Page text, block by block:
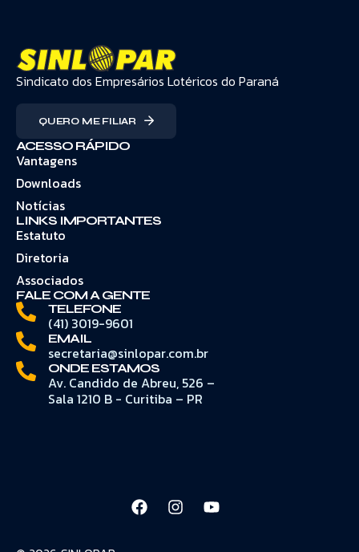
Sindicato dos Empresários Lotéricos do Paraná
QUERO ME FILIAR
ACESSO RÁPIDO
Vantagens
Downloads
Notícias
LINKS IMPORTANTES
Estatuto
Diretoria
Associados
FALE COM A GENTE
TELEFONE
(41) 3019-9601
EMAIL
secretaria@sinlopar.com.br
ONDE ESTAMOS
Av. Candido de Abreu, 526 –
Sala 1210 B - Curitiba – PR